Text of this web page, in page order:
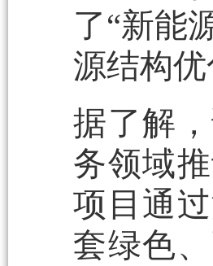
了“新能
源结构
据了解
务领域
项目通
套绿色